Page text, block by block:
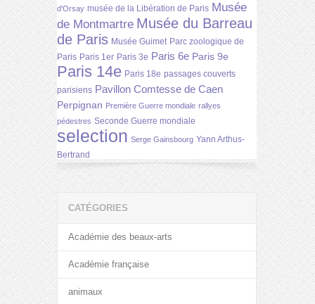
d'Orsay musée de la Libération de Paris Musée
de Montmartre Musée du Barreau
de Paris Musée Guimet Parc zoologique de
Paris Paris 1er Paris 3e Paris 6e Paris 9e
Paris 14e Paris 18e passages couverts
parisiens Pavillon Comtesse de Caen
Perpignan Première Guerre mondiale rallyes
pédestres Seconde Guerre mondiale
selection Serge Gainsbourg Yann Arthus-
Bertrand
CATÉGORIES
Académie des beaux-arts
Académie française
animaux